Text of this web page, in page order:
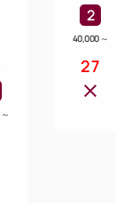
～
2
40,000 ～
27